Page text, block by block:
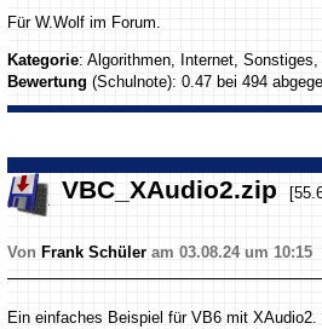
Für W.Wolf im Forum.
Kategorie: Algorithmen, Internet,
Bewertung (Schulnote): 0.47 bei 494
VBC_XAudio2.zip
Von Frank Schüler am 03.08.24 um 10:15
Ein einfaches Beispiel für VB6 mit